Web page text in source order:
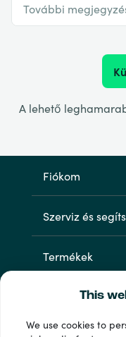
This
We use cookies to
További
A lehető
Fiókom
Szerviz és
Termékek